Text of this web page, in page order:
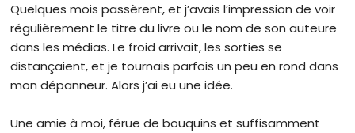
Quelques mois passèrent, et j’avais l’impression de voir
régulièrement le titre du livre ou le nom de son auteure
dans les médias. Le froid arrivait, les sorties se
distançaient, et je tournais parfois un peu en rond dans
mon dépanneur. Alors j’ai eu une idée.
Une amie à moi, férue de bouquins et suffisamment